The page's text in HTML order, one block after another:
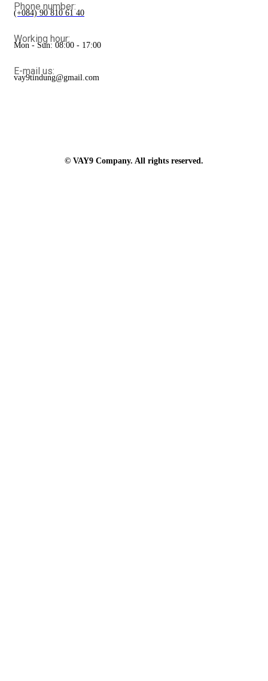
Phone number:
(+084) 90 810 61 40
Working hour:
Mon - Sun: 08:00 - 17:00
E-mail us:
vay9tindung@gmail.com
© VAY9 Company. All rights reserved.